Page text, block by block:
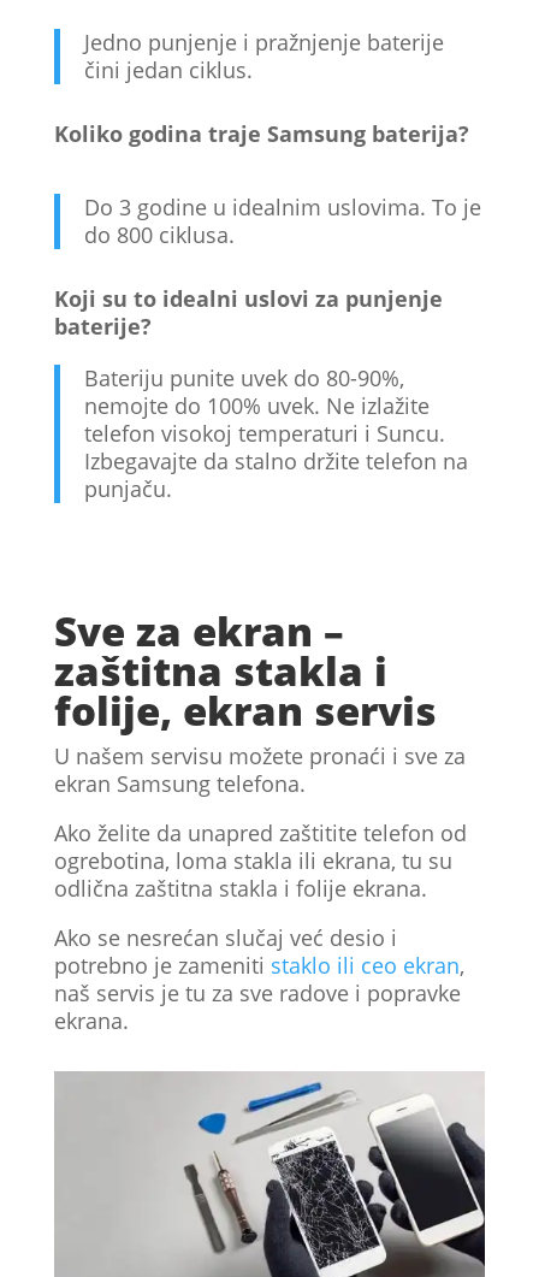
Jedno punjenje i pražnjenje baterije
čini jedan ciklus.
Koliko godina traje Samsung baterija?
Do 3 godine u idealnim uslovima. To je
do 800 ciklusa.
Koji su to idealni uslovi za punjenje
baterije?
Bateriju punite uvek do 80-90%,
nemojte do 100% uvek. Ne izlažite
telefon visokoj temperaturi i Suncu.
Izbegavajte da stalno držite telefon na
punjaču.
Sve za ekran –
zaštitna stakla i
folije, ekran servis
U našem servisu možete pronaći i sve za
ekran Samsung telefona.
Ako želite da unapred zaštitite telefon od
ogrebotina, loma stakla ili ekrana, tu su
odlična zaštitna stakla i folije ekrana.
Ako se nesrećan slučaj već desio i
potrebno je zameniti staklo ili ceo ekran,
naš servis je tu za sve radove i popravke
ekrana.